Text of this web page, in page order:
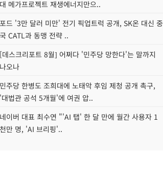
대 메가프로젝트 재생에너지만으..
포드 '3만 달러 미만' 전기 픽업트럭 공개, SK온 대신 중
국 CATL과 동맹 전략 ..
[데스크리포트 8월] 어쩌다 '민주당 망한다'는 말까지
나오나
민주당 한병도 조희대에 노태악 후임 제청 공개 촉구,
'대법관 공석 5개월'에 여권 압..
네이버 대표 최수연 "'AI 탭' 한 달 만에 월간 사용자 1
천만 명, 'AI 브리핑'..